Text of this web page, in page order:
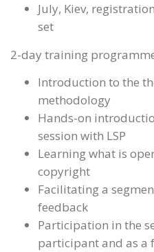
July, Kiev,
set
2-day training
Introduction to the
methodology
Hands-on
session with LSP
Learning what is
copyright
Facilitating a
feedback
Participation in the
participant and as a